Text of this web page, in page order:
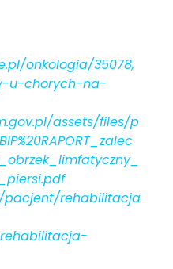
onkologia/35078,
u-chorych-na-
assets/files/p
pacjent/rehabilitacja